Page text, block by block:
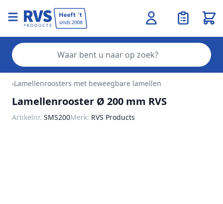
Ga naar de inhoud
‹Lamellenroosters met beweegbare lamellen
Lamellenrooster Ø 200 mm RVS
Artikelnr. SMS200Merk: RVS Products